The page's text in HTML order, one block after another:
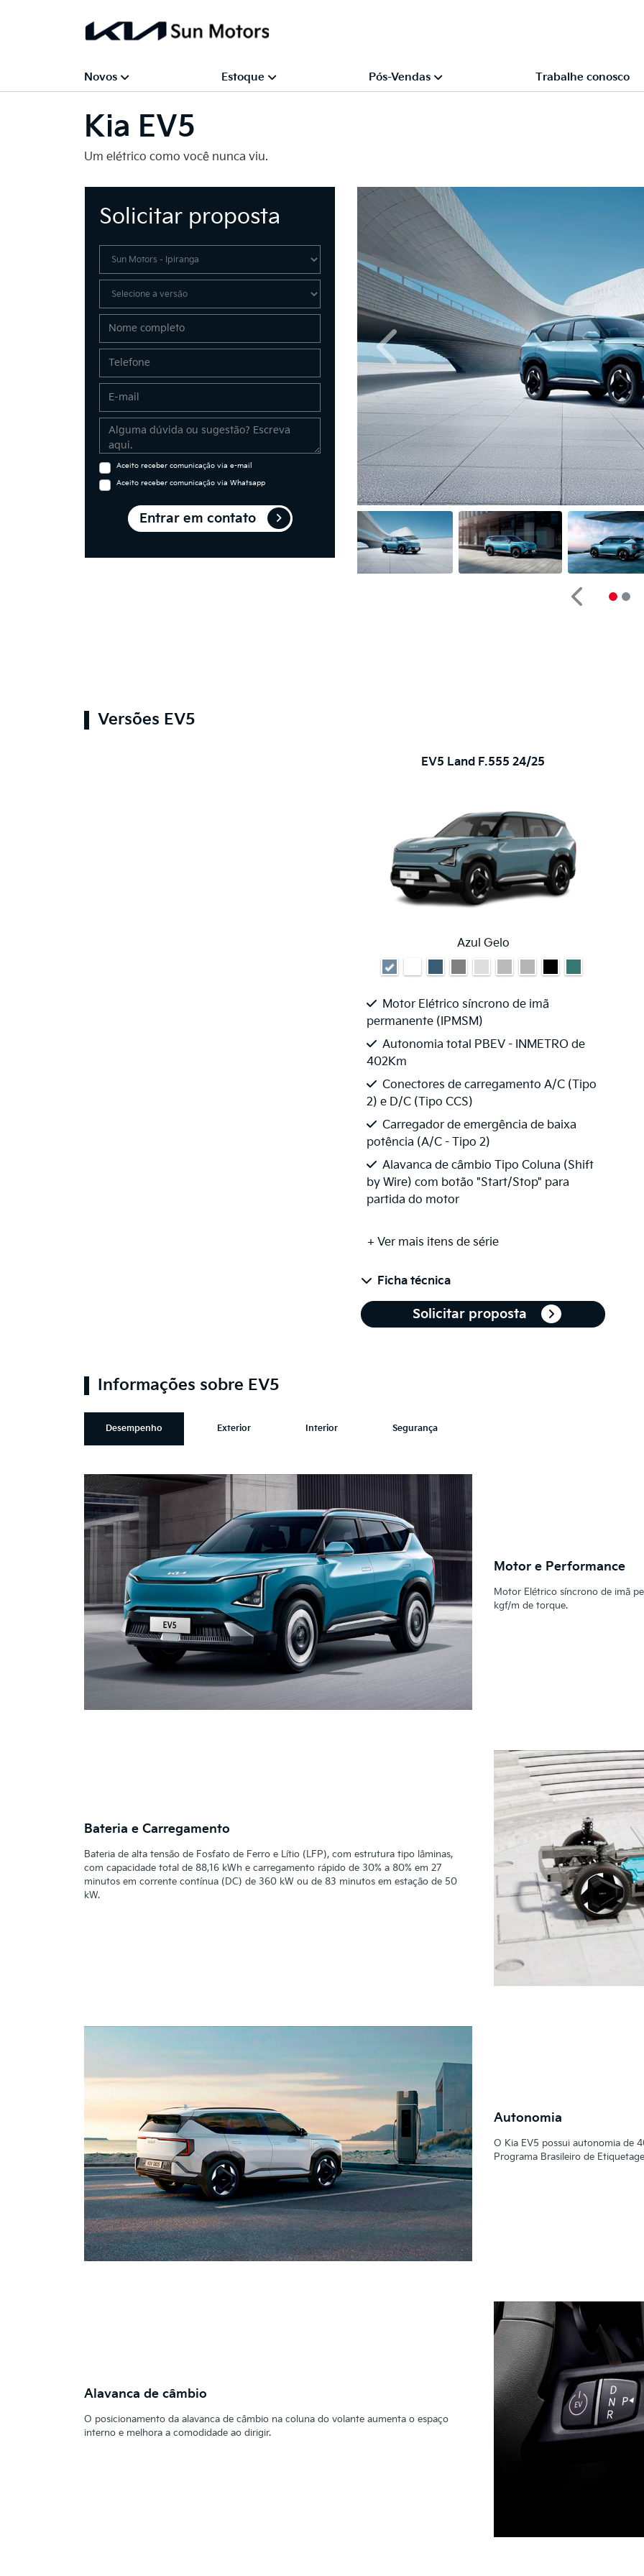
Novos Estoque Pós-Vendas Trabalhe conosco
Kia EV5
Um elétrico como você nunca viu.
Solicitar proposta
Aceito receber comunicação via e-mail
Aceito receber comunicação via Whatsapp
Entrar em contato
Anterior
Anterior
Versões EV5
EV5 Land F.555 24/25
Azul Gelo
Motor Elétrico síncrono de imã
permanente (IPMSM)
Autonomia total PBEV - INMETRO de
402Km
Conectores de carregamento A/C (Tipo
2) e D/C (Tipo CCS)
Carregador de emergência de baixa
potência (A/C - Tipo 2)
Alavanca de câmbio Tipo Coluna (Shift
by Wire) com botão "Start/Stop" para
partida do motor
+ Ver mais itens de série
Ficha técnica
Solicitar proposta
Informações sobre EV5
Desempenho Exterior Interior Segurança
Motor e Performance
Motor Elétrico síncrono de imã
kgf/m de torque.
Bateria e Carregamento
Bateria de alta tensão de Fosfato de Ferro e Lítio (LFP), com estrutura tipo lâminas,
com capacidade total de 88,16 kWh e carregamento rápido de 30% a 80% em 27
minutos em corrente contínua (DC) de 360 kW ou de 83 minutos em estação de 50
kW.
Autonomia
O Kia EV5 possui autonomia de
Programa Brasileiro de
Alavanca de câmbio
O posicionamento da alavanca de câmbio na coluna do volante aumenta o espaço
interno e melhora a comodidade ao dirigir.